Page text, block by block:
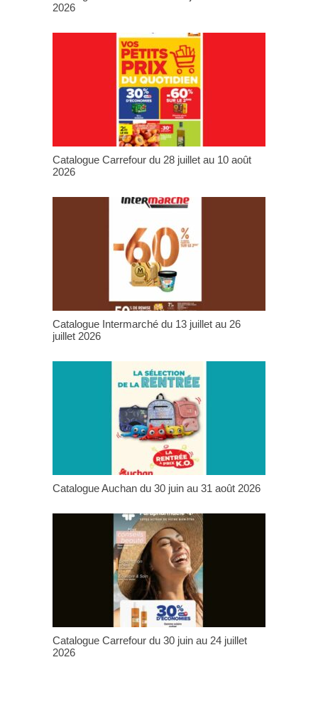
2026
Catalogue Carrefour du 28 juillet au 10 août
2026
Catalogue Intermarché du 13 juillet au 26
juillet 2026
Catalogue Auchan du 30 juin au 31 août 2026
Catalogue Carrefour du 30 juin au 24 juillet
2026